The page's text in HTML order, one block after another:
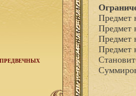
Предмет
Предмет
Предмет
Предмет